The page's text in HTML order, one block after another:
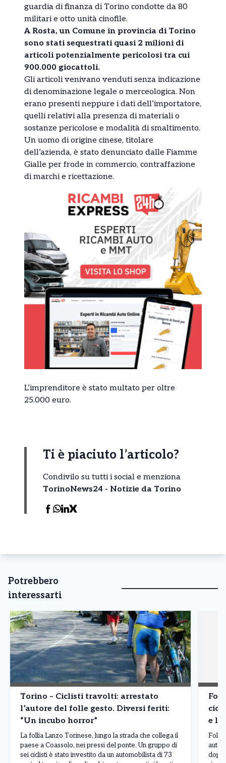
guardia di finanza di Torino condotte da 80
militari e otto unità cinofile.
A Rosta, un Comune in provincia di Torino
sono stati sequestrati quasi 2 milioni di
articoli potenzialmente pericolosi tra cui
900.000 giocattoli.
Gli articoli venivano venduti senza indicazione
di denominazione legale o merceologica. Non
erano presenti neppure i dati dell’importatore,
quelli relativi alla presenza di materiali o
sostanze pericolose e modalità di smaltimento.
Un uomo di origine cinese, titolare
dell’azienda, è stato denunciato dalle Fiamme
Gialle per frode in commercio, contraffazione
di marchi e ricettazione.
L’imprenditore è stato multato per oltre
25.000 euro.
Ti è piaciuto l’articolo?
Condivilo su tutti i social e menziona
TorinoNews24 - Notizie da Torino
Potrebbero
interessarti
Torino – Ciclisti travolti: arrestato
l’autore del folle gesto. Diversi feriti:
“Un incubo horror”
La follia Lanzo Torinese, lungo la strada che collega il
paese a Coassolo, nei pressi del ponte. Un gruppo di
sei ciclisti è stato investito da un automobilista di 73
e li
dopo